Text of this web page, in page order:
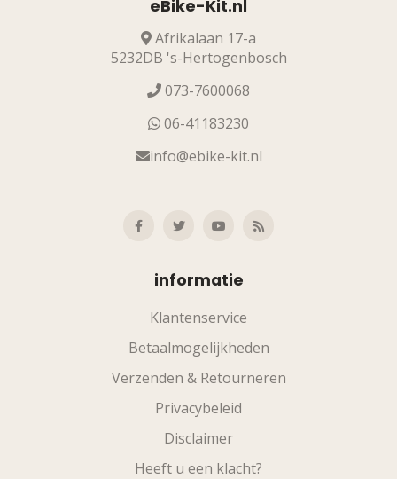
eBike-Kit.nl
Afrikalaan 17-a
5232DB 's-Hertogenbosch
073-7600068
06-41183230
info@ebike-kit.nl
informatie
Klantenservice
Betaalmogelijkheden
Verzenden & Retourneren
Privacybeleid
Disclaimer
Heeft u een klacht?